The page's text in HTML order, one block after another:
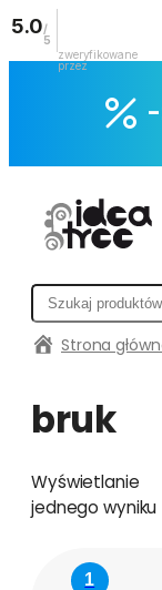
Przejdź
S
z
u
Strona
bruk
Wyświetlanie
jednego wyniku
1
5.0/
5
zweryfikowane
przez